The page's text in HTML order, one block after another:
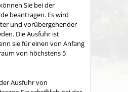
Sie bei der
beantragen. Es wird
und vorübergehender
Die Ausfuhr ist
sie für einen von Anfang
von höchstens 5
Ausfuhr von